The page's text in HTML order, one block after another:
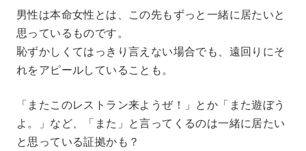
男性は本命女性とは、この先もずっと一緒に居たいと
思っているものです。
恥ずかしくてはっきり言えない場合でも、遠回りにそ
れをアピールしていることも。
「またこのレストラン来ようぜ！」とか「また遊ぼう
よ。」など、「また」と言ってくるのは一緒に居たい
と思っている証拠かも？